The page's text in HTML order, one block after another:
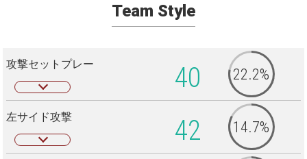
Team Style
攻撃セットプレー 40 22.2%
左サイド攻撃 42 14.7%